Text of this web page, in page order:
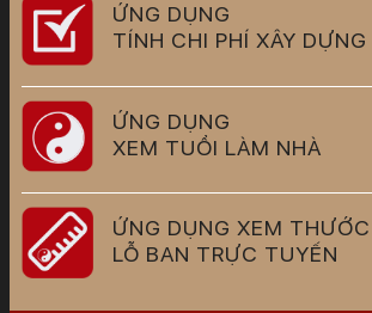
ỨNG DỤNG
TÍNH CHI PHÍ XÂY DỰNG
ỨNG DỤNG
XEM TUỔI LÀM NHÀ
ỨNG DỤNG XEM THƯỚC
LỖ BAN TRỰC TUYẾN